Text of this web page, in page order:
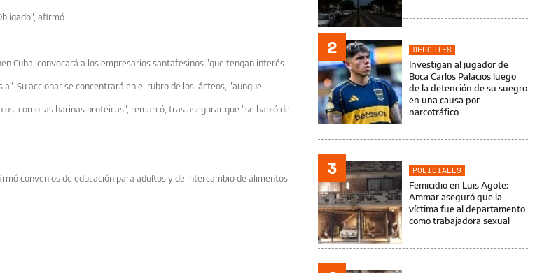
afirmó.
Cuba, convocará a los empresarios santafesinos "que tengan interés
Su accionar se concentrará en el rubro de los lácteos, "aunque
como las harinas proteicas", remarcó, tras asegurar que "se habló de
convenios de educación para adultos y de intercambio de alimentos
2
DEPORTES
Investigan al jugador de
Boca Carlos Palacios luego
de la detención de su suegro
en una causa por
narcotráfico
3
POLICIALES
Femicidio en Luis Agote:
Ammar aseguró que la
víctima fue al departamento
como trabajadora sexual